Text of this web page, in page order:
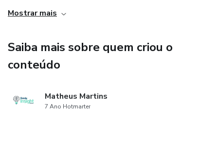
mercado.
Mostrar mais
Saiba mais sobre quem criou o
conteúdo
Matheus Martins
7 Ano Hotmarter